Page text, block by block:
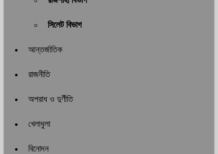
সিলেট বিভাগ
আন্তর্জাতিক
রাজনীতি
অপরাধ ও দুর্ণীতি
খেলাধুলা
বিনোদন